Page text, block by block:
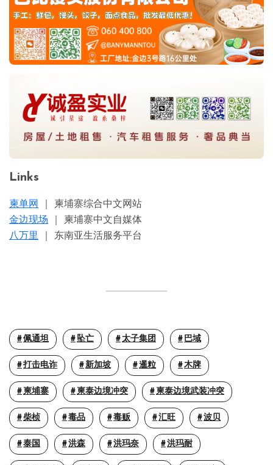
Links
柬单网
｜ 柬埔寨综合中文网站
金边现场 ｜ 柬埔寨中文自媒体
八万里
｜ 东南亚生活服务平台
佩通坦 坠亡 太子集团 巴域
打击电诈 新加坡 暹粒 木牌
柬埔寨 柬泰边境冲突 柬泰边境武装冲突
柴桢 毒品 毒贩 汇旺 波贝
泰国 洪森 洪玛奈 洪玛耐